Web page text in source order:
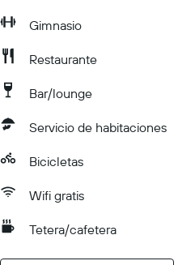
Gimnasio
Restaurante
Bar/lounge
Servicio de habitaciones
Bicicletas
Wifi gratis
Tetera/cafetera